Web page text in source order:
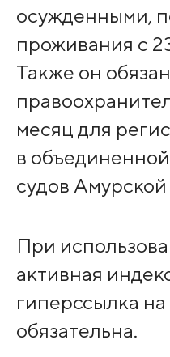
осужденными,
проживания с
Также он
месяц для
в
судов
При
активная
гиперссылка на
обязательна.